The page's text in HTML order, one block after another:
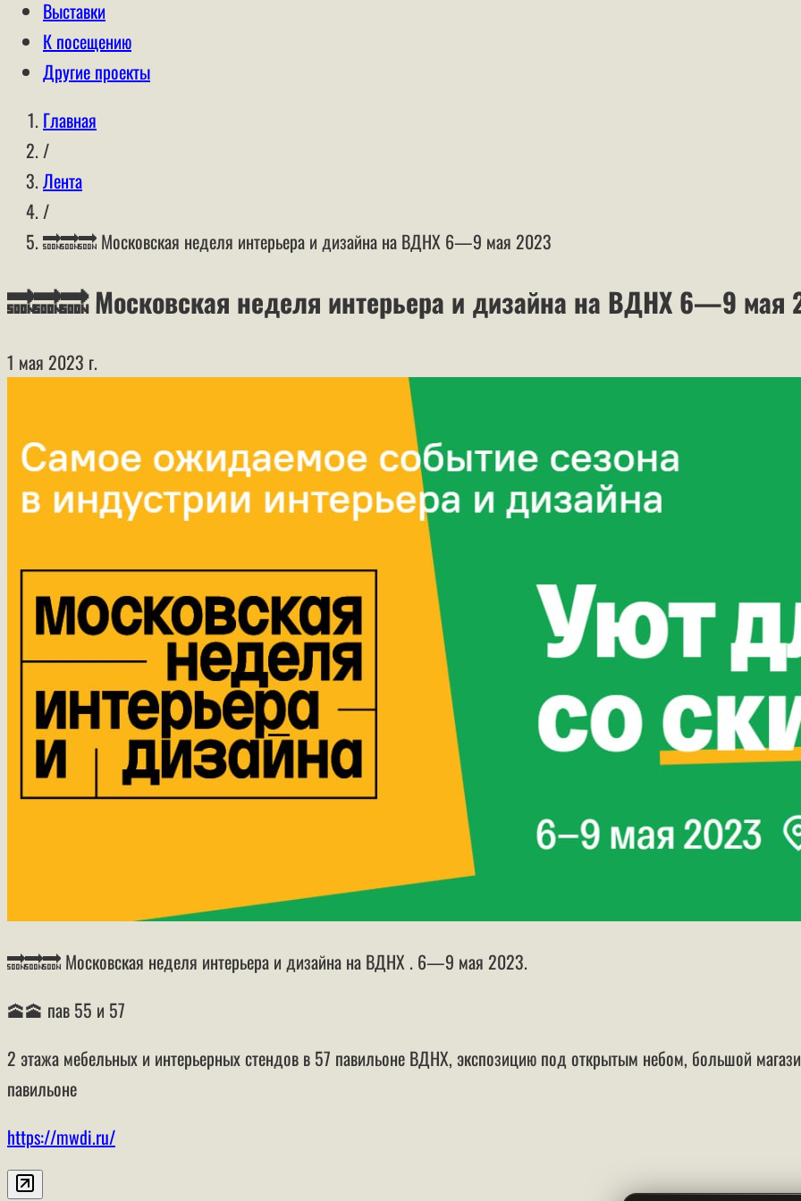
Выставки
К посещению
Другие проекты
Главная
/
Лента
/
🔜🔜🔜 Московская неделя интерьера и дизайна на ВДНХ 6—9 мая 2023
🔜🔜🔜 Московская неделя интерьера и дизайна на ВДНХ 6—9 мая
1 мая 2023 г.
🔜🔜🔜 Московская неделя интерьера и дизайна на ВДНХ . 6—9 мая 2023.
🕋🕋 пав 55 и 57
2 этажа мебельных и интерьерных стендов в 57 павильоне ВДНХ, экспозицию под открытым небом, большой
павильоне
https://mwdi.ru/